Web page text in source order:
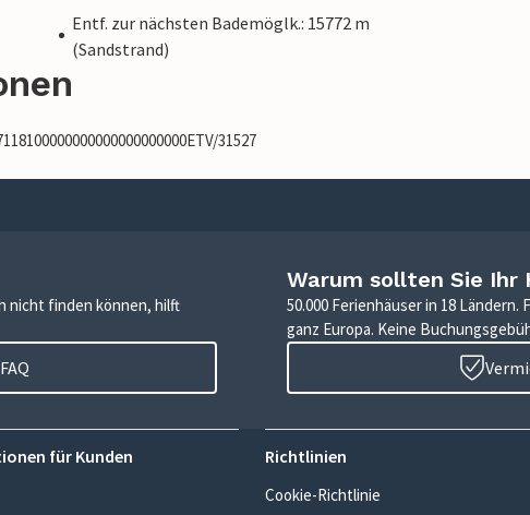
Entf. zur nächsten Bademöglk.: 15772 m
(Sandstrand)
31527
nicht finden können, hilft
Warum sollten Sie Ihr
50.000 Ferienhäuser in 18
ganz Europa. Keine
für Kunden Richtlinien
Cookie-Richtlinie